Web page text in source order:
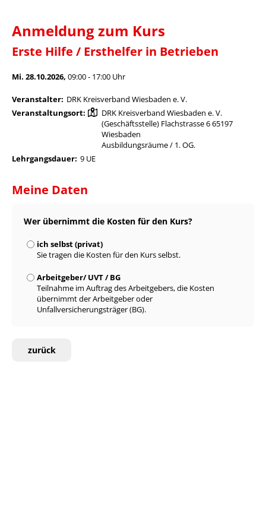
Anmeldung zum Kurs
Erste Hilfe / Ersthelfer in Betrieben
Mi. 28.10.2026, 09:00 - 17:00 Uhr
Veranstalter: DRK Kreisverband Wiesbaden e. V.
Veranstaltungsort:
DRK Kreisverband Wiesbaden e. V.
(Geschäftsstelle) Flachstrasse 6 65197
Wiesbaden
Ausbildungsräume / 1. OG.
Lehrgangsdauer: 9 UE
Meine Daten
Wer übernimmt die Kosten für den Kurs?
ich selbst (privat)
Sie tragen die Kosten für den Kurs selbst.
Arbeitgeber/ UVT / BG
Teilnahme im Auftrag des Arbeitgebers, die Kosten
übernimmt der Arbeitgeber oder
Unfallversicherungsträger (BG).
zurück